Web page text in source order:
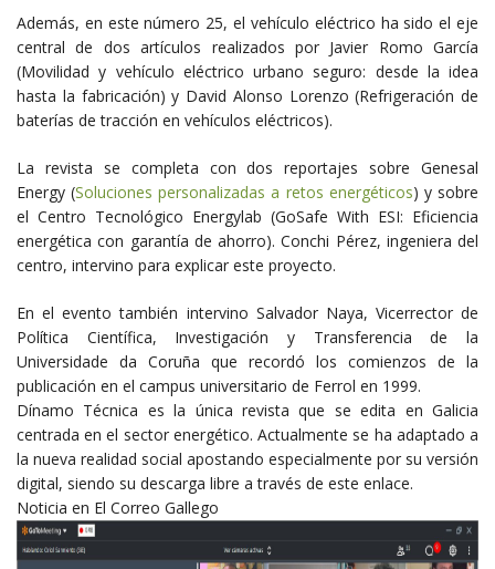
Además, en este número 25, el vehículo eléctrico ha sido el eje
central de dos artículos realizados por Javier Romo García
(Movilidad y vehículo eléctrico urbano seguro: desde la idea
hasta la fabricación) y David Alonso Lorenzo (Refrigeración de
baterías de tracción en vehículos eléctricos).
La revista se completa con dos reportajes sobre Genesal
Energy (Soluciones personalizadas a retos energéticos) y sobre
el Centro Tecnológico Energylab (GoSafe With ESI: Eficiencia
energética con garantía de ahorro). Conchi Pérez, ingeniera del
centro, intervino para explicar este proyecto.
En el evento también intervino Salvador Naya, Vicerrector de
Política Científica, Investigación y Transferencia de la
Universidade da Coruña que recordó los comienzos de la
publicación en el campus universitario de Ferrol en 1999.
Dínamo Técnica es la única revista que se edita en Galicia
centrada en el sector energético. Actualmente se ha adaptado a
la nueva realidad social apostando especialmente por su versión
digital, siendo su descarga libre a través de este enlace.
Noticia en El Correo Gallego